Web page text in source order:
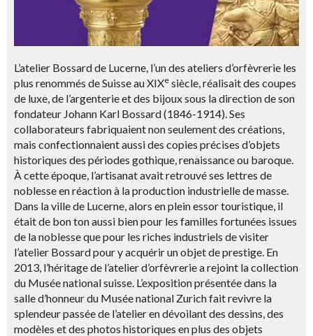
L’atelier Bossard de Lucerne, l’un des ateliers d’orfèvrerie les
plus renommés de Suisse au XIXe siècle, réalisait des coupes
de luxe, de l’argenterie et des bijoux sous la direction de son
fondateur Johann Karl Bossard (1846-1914). Ses
collaborateurs fabriquaient non seulement des créations,
mais confectionnaient aussi des copies précises d’objets
historiques des périodes gothique, renaissance ou baroque.
À cette époque, l’artisanat avait retrouvé ses lettres de
noblesse en réaction à la production industrielle de masse.
Dans la ville de Lucerne, alors en plein essor touristique, il
était de bon ton aussi bien pour les familles fortunées issues
de la noblesse que pour les riches industriels de visiter
l’atelier Bossard pour y acquérir un objet de prestige. En
2013, l’héritage de l’atelier d’orfèvrerie a rejoint la collection
du Musée national suisse. L’exposition présentée dans la
salle d’honneur du Musée national Zurich fait revivre la
splendeur passée de l’atelier en dévoilant des dessins, des
modèles et des photos historiques en plus des objets